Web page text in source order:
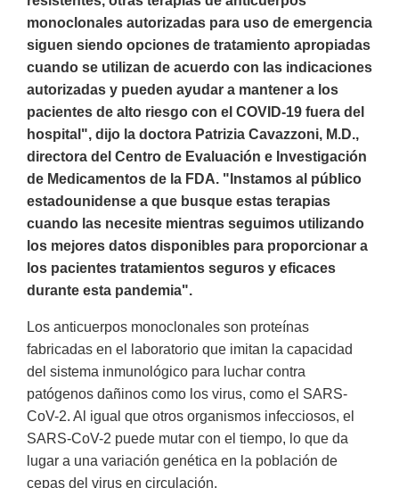
monoclonales autorizadas para uso de emergencia
siguen siendo opciones de tratamiento apropiadas
cuando se utilizan de acuerdo con las indicaciones
autorizadas y pueden ayudar a mantener a los
pacientes de alto riesgo con el COVID-19 fuera del
hospital", dijo la doctora Patrizia Cavazzoni, M.D.,
directora del Centro de Evaluación e Investigación
de Medicamentos de la FDA. "Instamos al público
estadounidense a que busque estas terapias
cuando las necesite mientras seguimos utilizando
los mejores datos disponibles para proporcionar a
los pacientes tratamientos seguros y eficaces
durante esta pandemia".
Los anticuerpos monoclonales son proteínas
fabricadas en el laboratorio que imitan la capacidad
del sistema inmunológico para luchar contra
patógenos dañinos como los virus, como el SARS-
CoV-2. Al igual que otros organismos infecciosos, el
SARS-CoV-2 puede mutar con el tiempo, lo que da
lugar a una variación genética en la población de
cepas del virus en circulación.